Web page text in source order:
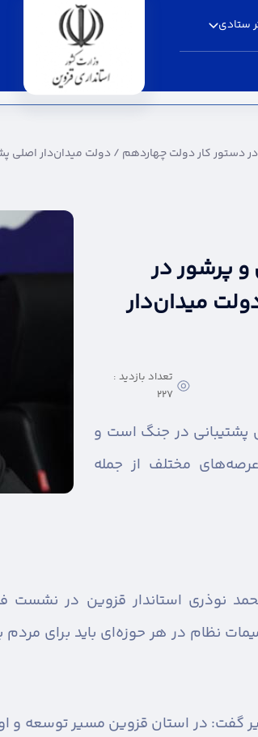
ستادی
کار دولت چهاردهم / دولت
در دستور کار دولت چهاردهم / دولت میدان‌دار اصلی
و پرشور در
میدان‌دار
تعداد بازدید :
227
پشتیبانی در جنگ است و
مختلف از جمله
نوذری استاندار قزوین در نشست
نظام در هر حوزه‌ای باید برای
گفت: در استان قزوین مسیر توسعه